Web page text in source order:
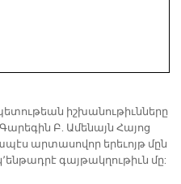
իշխանութիւնները
Բ. Ամենայն Հայոց
արտասովոր երեւոյթ մըն
գայթակղութիւն մը: